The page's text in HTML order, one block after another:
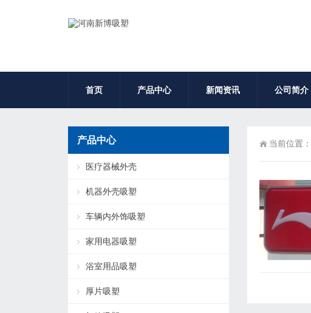
首页 产品中心 新闻资讯 公司简介
当前位置：
产品中心
医疗器械外壳
机器外壳吸塑
车辆内外饰吸塑
家用电器吸塑
浴室用品吸塑
厚片吸塑